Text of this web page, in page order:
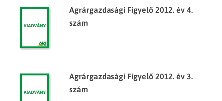
Agrárgazdasági Figyelő 2012. év 4.
szám
Agrárgazdasági Figyelő 2012. év 3.
szám